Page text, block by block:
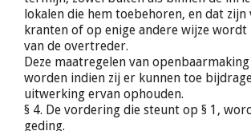
lokalen die hem toebehoren, en dat
kranten of op enige andere wijze
van de overtreder.
Deze maatregelen van
worden indien zij er kunnen toe
uitwerking ervan ophouden.
§ 4. De vordering die steunt op § 1,
geding.